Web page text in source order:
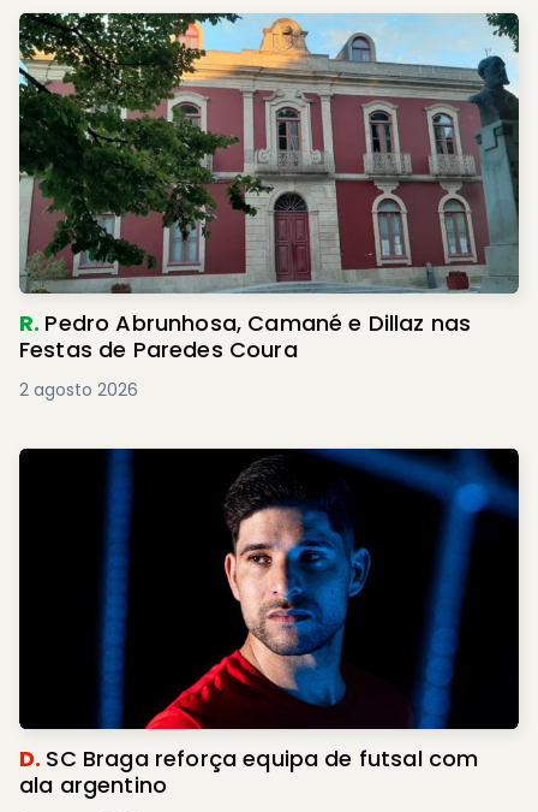
R. Pedro Abrunhosa, Camané e Dillaz nas
Festas de Paredes Coura
2 agosto 2026
D. SC Braga reforça equipa de futsal com
ala argentino